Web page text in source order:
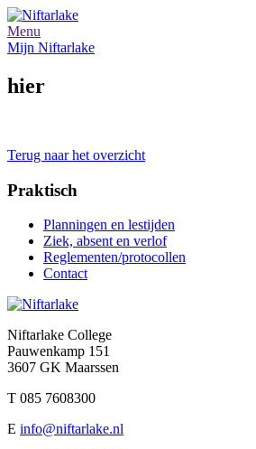
Menu
Mijn Niftarlake
hier
Terug naar het overzicht
Praktisch
Planningen en lestijden
Ziek, absent en verlof
Reglementen/protocollen
Contact
Niftarlake College
Pauwenkamp 151
3607 GK Maarssen
T 085 7608300
E info@niftarlake.nl